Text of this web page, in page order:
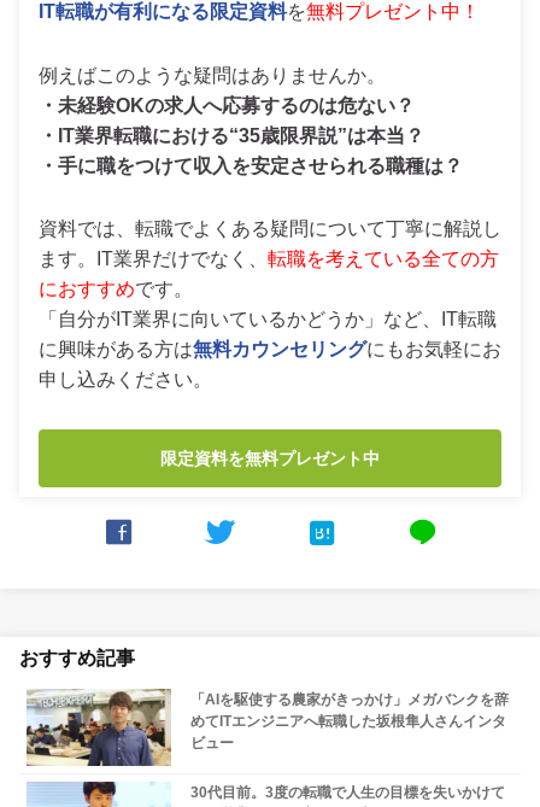
IT転職が有利になる限定資料を無料プレゼント中！
例えばこのような疑問はありませんか。
・未経験OKの求人へ応募するのは危ない？
・IT業界転職における“35歳限界説”は本当？
・手に職をつけて収入を安定させられる職種は？
資料では、転職でよくある疑問について丁寧に解説し
ます。IT業界だけでなく、 転職を考えている全ての方
におすすめです。
「自分がIT業界に向いているかどうか」など、IT転職
に興味がある方は無料カウンセリングにもお気軽にお
申し込みください。
限定資料を無料プレゼント中
   line
おすすめ記事
「AIを駆使する農家がきっかけ」メガバンクを辞
めてITエンジニアへ転職した坂根隼人さんインタ
ビュー
30代目前。3度の転職で人生の目標を失いかけて